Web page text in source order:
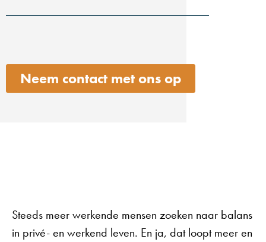
Neem contact met ons op
Steeds meer werkende mensen zoeken naar balans
in privé- en werkend leven. En ja, dat loopt meer en